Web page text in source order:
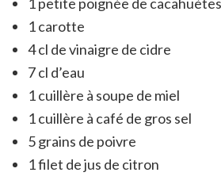
1 carotte
4 cl de vinaigre de cidre
7 cl d’eau
1 cuillère à soupe de miel
1 cuillère à café de gros sel
5 grains de poivre
1 filet de jus de citron